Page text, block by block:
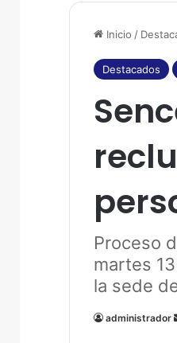
Inicio /
Destacados
Proceso
martes
la sede
administrador